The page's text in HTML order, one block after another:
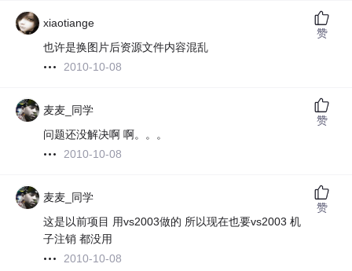
xiaotiange
也许是换图片后资源文件内容混乱
2010-10-08
赞
麦麦_同学
问题还没解决啊 啊。。。
2010-10-08
赞
麦麦_同学
这是以前项目 用vs2003做的 所以现在也要vs2003 机
子注销 都没用
2010-10-08
赞